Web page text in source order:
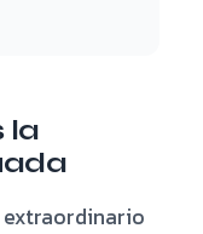
la
extraordinario